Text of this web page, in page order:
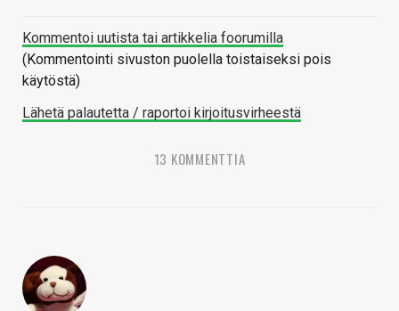
Kommentoi uutista tai artikkelia foorumilla
(Kommentointi sivuston puolella toistaiseksi pois
käytöstä)
Lähetä palautetta / raportoi kirjoitusvirheestä
13 KOMMENTTIA